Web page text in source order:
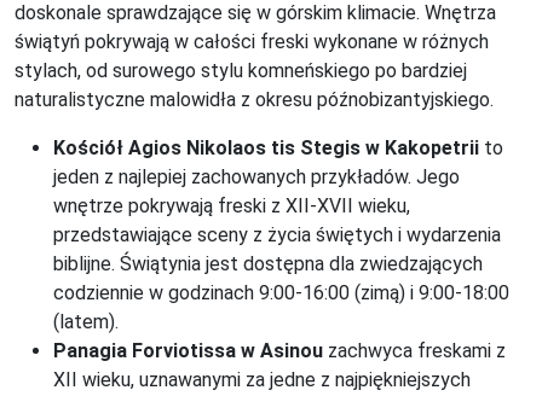
doskonale sprawdzające się w górskim klimacie. Wnętrza
świątyń pokrywają w całości freski wykonane w różnych
stylach, od surowego stylu komneńskiego po bardziej
naturalistyczne malowidła z okresu późnobizantyjskiego.
Kościół Agios Nikolaos tis Stegis w Kakopetrii to
jeden z najlepiej zachowanych przykładów. Jego
wnętrze pokrywają freski z XII-XVII wieku,
przedstawiające sceny z życia świętych i wydarzenia
biblijne. Świątynia jest dostępna dla zwiedzających
codziennie w godzinach 9:00-16:00 (zimą) i 9:00-18:00
(latem).
Panagia Forviotissa w Asinou zachwyca freskami z
XII wieku, uznawanymi za jedne z najpiękniejszych